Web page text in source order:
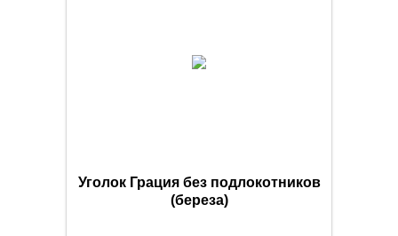
Уголок Грация без подлокотников
(береза)